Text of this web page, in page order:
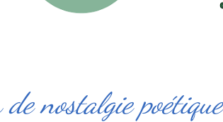
nostalgie poétique